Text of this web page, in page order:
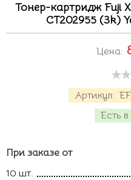
Тонер-картридж Fuji
CT202955 (3k)
Артикул:
Есть
Цена:
При заказе от
10 шт.